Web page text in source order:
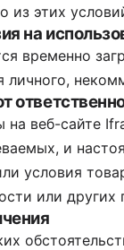
из этих
на
временно
личного,
на веб-сайте
и
условия
или других